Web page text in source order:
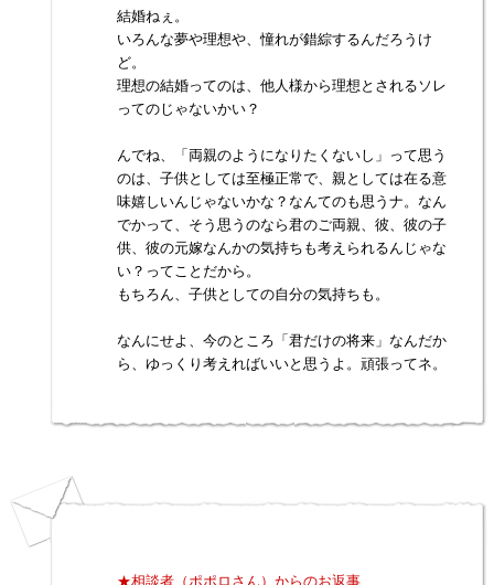
結婚ねぇ。
いろんな夢や理想や、憧れが錯綜するんだろうけ
ど。
理想の結婚ってのは、他人様から理想とされるソレ
ってのじゃないかい？
んでね、「両親のようになりたくないし」って思う
のは、子供としては至極正常で、親としては在る意
味嬉しいんじゃないかな？なんてのも思うナ。なん
でかって、そう思うのなら君のご両親、彼、彼の子
供、彼の元嫁なんかの気持ちも考えられるんじゃな
い？ってことだから。
もちろん、子供としての自分の気持ちも。
なんにせよ、今のところ「君だけの将来」なんだか
ら、ゆっくり考えればいいと思うよ。頑張ってネ。
★相談者（ポポロさん）からのお返事